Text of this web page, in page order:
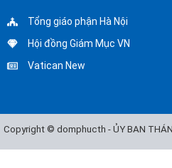
Tổng giáo phận Hà Nội
Hội đồng Giám Mục VN
Vatican New
Copyright © domphucth - ỦY BAN